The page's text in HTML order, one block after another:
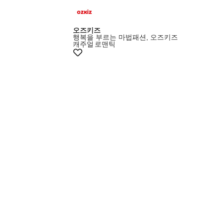
오즈키즈
행복을 부르는 마법패션, 오즈키즈
캐주얼 로맨틱